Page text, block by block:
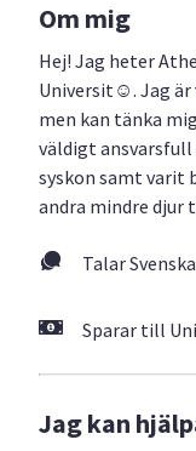
Om mig
Hej! Jag heter
Universit☺️. Jag är
men kan tänka
väldigt
syskon samt varit
andra mindre djur
Talar
Sparar till
Jag kan